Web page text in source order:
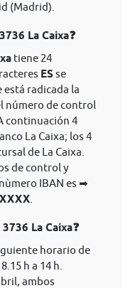
(Madrid).
La Caixa❓
tiene 24
ES se
está radicada la
número de control
continuación 4
La Caixa; los 4
de La Caixa.
de control y
IBAN es ➡
La Caixa❓
horario de
h a 14 h.
ambos